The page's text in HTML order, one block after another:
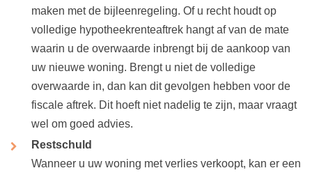
maken met de bijleenregeling. Of u recht houdt op
volledige hypotheekrenteaftrek hangt af van de mate
waarin u de overwaarde inbrengt bij de aankoop van
uw nieuwe woning. Brengt u niet de volledige
overwaarde in, dan kan dit gevolgen hebben voor de
fiscale aftrek. Dit hoeft niet nadelig te zijn, maar vraagt
wel om goed advies.
Restschuld
Wanneer u uw woning met verlies verkoopt, kan er een